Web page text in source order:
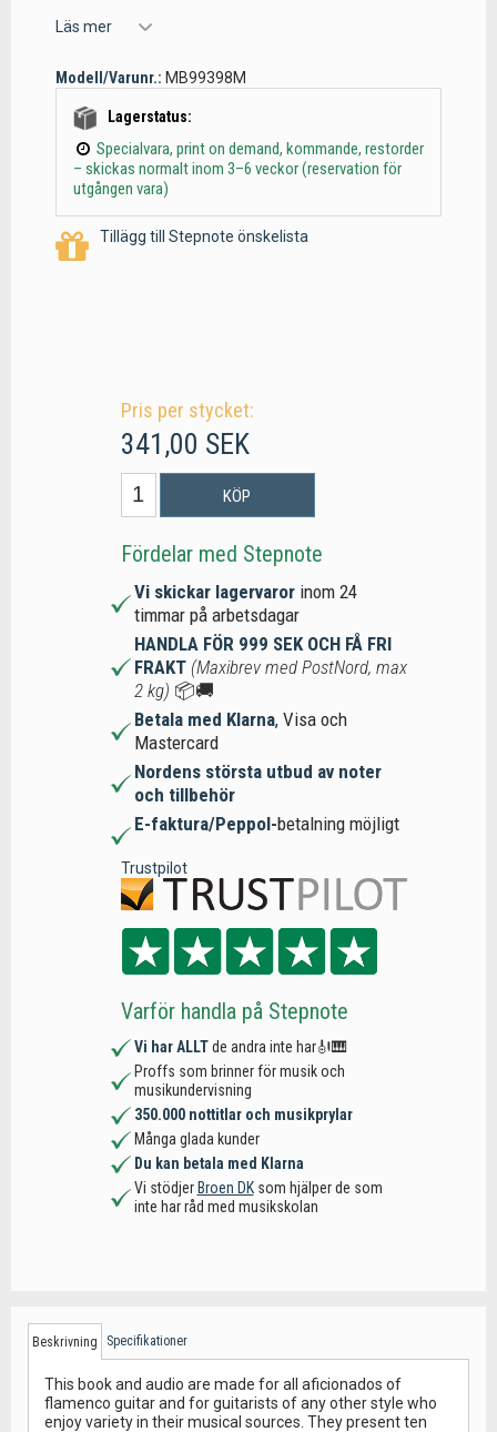
Läs mer
Modell/Varunr.: MB99398M
Lagerstatus:
Specialvara, print on demand, kommande, restorder
– skickas normalt inom 3–6 veckor (reservation för
utgången vara)
Tillägg till Stepnote önskelista
Pris per stycket:
341,00 SEK
KÖP
Fördelar med Stepnote
Vi skickar lagervaror inom 24
timmar på arbetsdagar
HANDLA FÖR 999 SEK OCH FÅ FRI
FRAKT (Maxibrev med PostNord, max
2 kg) 📦🚚
Betala med Klarna, Visa och
Mastercard
Nordens största utbud av noter
och tillbehör
E-faktura/Peppol-betalning möjligt
Trustpilot
Varför handla på Stepnote
Vi har ALLTde andra inte har🎻🎹
Proffs som brinner för musik och
musikundervisning
350.000 nottitlar och musikprylar
Många glada kunder
Du kan betala med Klarna
Vi stödjer Broen DKsom hjälper de som
inte har råd med musikskolan
Beskrivning Specifikationer
This book and audio are made for all aficionados of
flamenco guitar and for guitarists of any other style who
enjoy variety in their musical sources. They present ten